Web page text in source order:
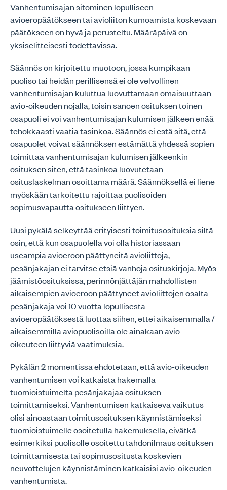
Vanhentumisajan sitominen lopulliseen
avioeropäätökseen tai avioliiton kumoamista koskevaan
päätökseen on hyvä ja perusteltu. Määräpäivä on
yksiselitteisesti todettavissa.
Säännös on kirjoitettu muotoon, jossa kumpikaan
puoliso tai heidän perillisensä ei ole velvollinen
vanhentumisajan kuluttua luovuttamaan omaisuuttaan
avio-oikeuden nojalla, toisin sanoen osituksen toinen
osapuoli ei voi vanhentumisajan kulumisen jälkeen enää
tehokkaasti vaatia tasinkoa. Säännös ei estä sitä, että
osapuolet voivat säännöksen estämättä yhdessä sopien
toimittaa vanhentumisajan kulumisen jälkeenkin
osituksen siten, että tasinkoa luovutetaan
osituslaskelman osoittama määrä. Säännöksellä ei liene
myöskään tarkoitettu rajoittaa puolisoiden
sopimusvapautta ositukseen liittyen.
Uusi pykälä selkeyttää erityisesti toimitusosituksia siltä
osin, että kun osapuolella voi olla historiassaan
useampia avioeroon päättyneitä avioliittoja,
pesänjakajan ei tarvitse etsiä vanhoja osituskirjoja. Myös
jäämistöosituksissa, perinnönjättäjän mahdollisten
aikaisempien avioeroon päättyneet avioliittojen osalta
pesänjakaja voi 10 vuotta lopullisesta
avioeropäätöksestä luottaa siihen, ettei aikaisemmalla /
aikaisemmilla aviopuolisoilla ole ainakaan avio-
oikeuteen liittyviä vaatimuksia.
Pykälän 2 momentissa ehdotetaan, että avio-oikeuden
vanhentumisen voi katkaista hakemalla
tuomioistuimelta pesänjakajaa osituksen
toimittamiseksi. Vanhentumisen katkaiseva vaikutus
olisi ainoastaan toimitusosituksen käynnistämiseksi
tuomioistuimelle osoitetulla hakemuksella, eivätkä
esimerkiksi puolisolle osoitettu tahdonilmaus osituksen
toimittamisesta tai sopimusositusta koskevien
neuvottelujen käynnistäminen katkaisisi avio-oikeuden
vanhentumista.